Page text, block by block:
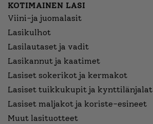
KOTIMAINEN LASI
Viini-ja juomalasit
Lasikulhot
Lasilautaset ja vadit
Lasikannut ja kaatimet
Lasiset sokerikot ja kermakot
Lasiset tuikkukupit ja kynttilänjalat
Lasiset maljakot ja koriste-esineet
Muut lasituotteet